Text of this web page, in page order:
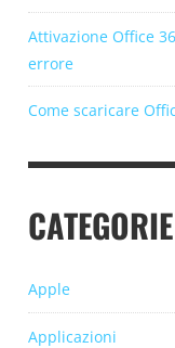
Attivazione Office
errore
Come scaricare
CATEGORIE
Apple
Applicazioni